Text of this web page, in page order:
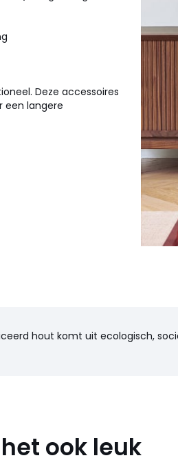
Deze accessoires
een langere
hout komt uit ecologisch,
ook leuk